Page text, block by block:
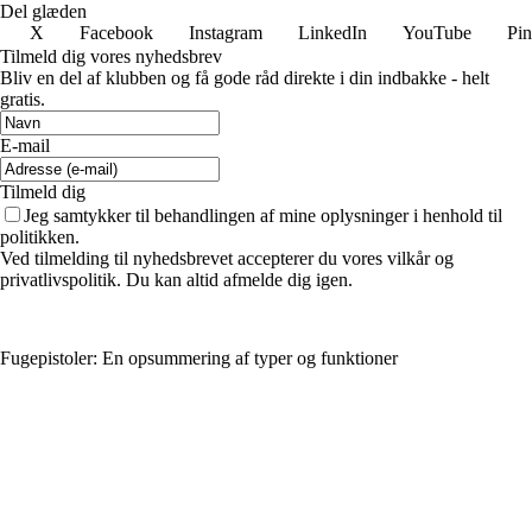
Del glæden
X
Facebook Instagram LinkedIn YouTube
Tilmeld dig vores nyhedsbrev
Bliv en del af klubben og få gode råd direkte i din indbakke - helt
gratis.
E-mail
Tilmeld dig
Jeg samtykker til behandlingen af mine oplysninger i henhold til
politikken.
Ved tilmelding til nyhedsbrevet accepterer du vores vilkår og
privatlivspolitik. Du kan altid afmelde dig igen.
Fugepistoler: En opsummering af typer og funktioner